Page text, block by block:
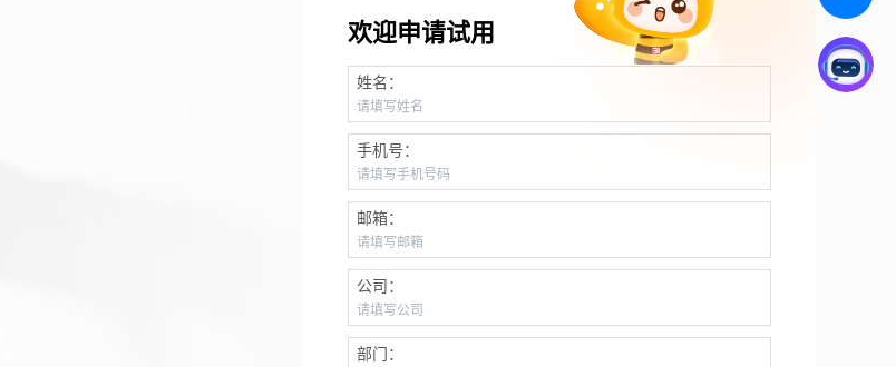
欢迎申请试用
姓名：
手机号：
邮箱：
公司：
部门：